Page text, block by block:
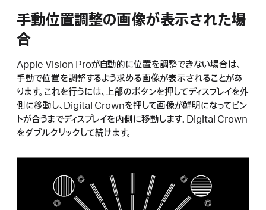
手動位置調整の画像が表示された場
合
Apple Vision Proが自動的に位置を調整できない場合は、
手動で位置を調整するよう求める画像が表示されることがあ
ります。これを行うには、上部のボタンを押してディスプレイを外
側に移動し、Digital Crownを押して画像が鮮明になってピン
トが合うまでディスプレイを内側に移動します。Digital Crown
をダブルクリックして続けます。